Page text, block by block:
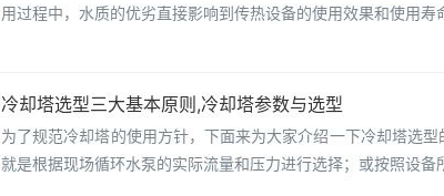
用过程中，水质的优劣直接影响到传热设备的使用效果和使用寿
冷却塔选型三大基本原则,冷却塔参数与选型
为了规范冷却塔的使用方针，下面来为大家介绍一下冷却塔选
就是根据现场循环水泵的实际流量和压力进行选择；或按照设备